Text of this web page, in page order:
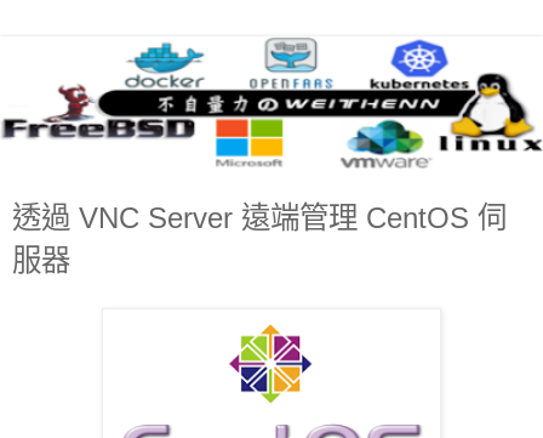
透過 VNC Server 遠端管理 CentOS 伺
服器